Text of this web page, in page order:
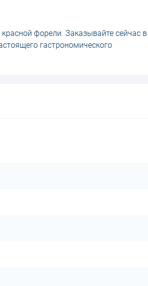
форели. Заказывайте сейчас в
гастрономического